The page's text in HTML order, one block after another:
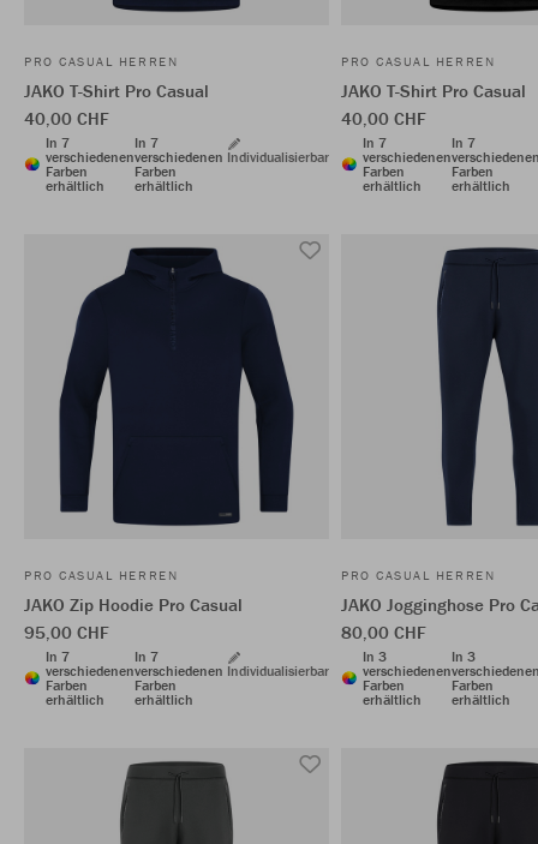
PRO CASUAL HERREN
JAKO T-Shirt Pro Casual
40,00 CHF
In 7
verschiedenen
Farben
erhältlich
In 7
verschiedenen
Farben
erhältlich
Individualisierbar
PRO CASUAL HERREN
JAKO T-Shirt Pro Casual
40,00 CHF
In 7
verschiedenen
Farben
erhältlich
In 7
Farben
erhältlich
PRO CASUAL HERREN
JAKO Zip Hoodie Pro Casual
95,00 CHF
In 7
verschiedenen
Farben
erhältlich
In 7
verschiedenen
Farben
erhältlich
Individualisierbar
PRO CASUAL HERREN
JAKO Jogginghose Pro
80,00 CHF
In 3
verschiedenen
Farben
erhältlich
In 3
Farben
erhältlich